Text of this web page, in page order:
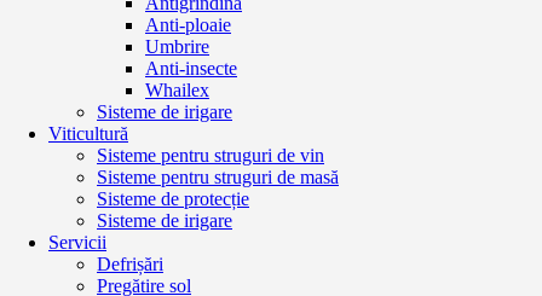
Anti-ploaie
Umbrire
Anti-insecte
Whailex
Sisteme de irigare
Viticultură
Sisteme pentru struguri de vin
Sisteme pentru struguri de masă
Sisteme de protecție
Sisteme de irigare
Servicii
Defrișări
Pregătire sol